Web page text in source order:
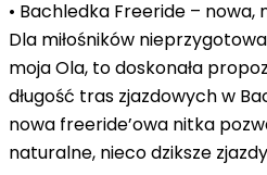
• Bachledka Freeride – nowa,
Dla miłośników
moja Ola, to doskonała
długość tras zjazdowych w
nowa freeride’owa nitka
naturalne, nieco dziksze